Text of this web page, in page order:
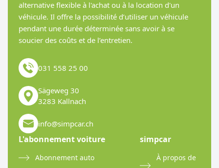
alternative flexible à l'achat ou à la location d'un
véhicule. Il offre la possibilité d’utiliser un véhicule
pendant une durée déterminée sans avoir à se
soucier des coûts et de l’entretien.
031 558 25 00
Sägeweg 30
3283 Kallnach
info@simpcar.ch
L'abonnement voiture
Abonnement auto
simpcar
À propos de